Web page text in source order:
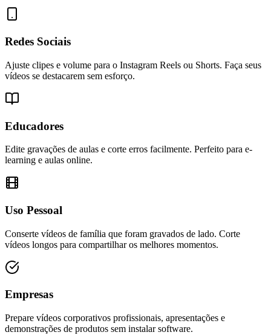
Redes Sociais
Ajuste clipes e volume para o Instagram Reels ou Shorts. Faça seus
vídeos se destacarem sem esforço.
Educadores
Edite gravações de aulas e corte erros facilmente. Perfeito para e-
learning e aulas online.
Uso Pessoal
Conserte vídeos de família que foram gravados de lado. Corte
vídeos longos para compartilhar os melhores momentos.
Empresas
Prepare vídeos corporativos profissionais, apresentações e
demonstrações de produtos sem instalar software.